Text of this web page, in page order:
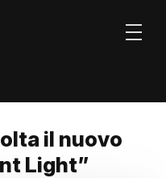
il nuovo
Light”